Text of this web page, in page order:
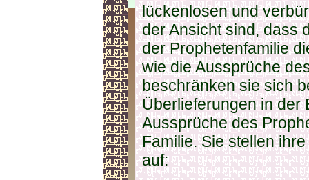
lückenlosen und
der Ansicht sind, dass
der Prophetenfamilie
wie die Aussprüche
beschränken sie sich
Überlieferungen in der
Aussprüche des
Familie. Sie stellen
auf: